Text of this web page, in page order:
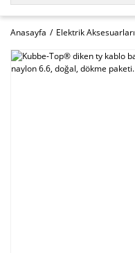
Anasayfa Elektrik Aksesuarları